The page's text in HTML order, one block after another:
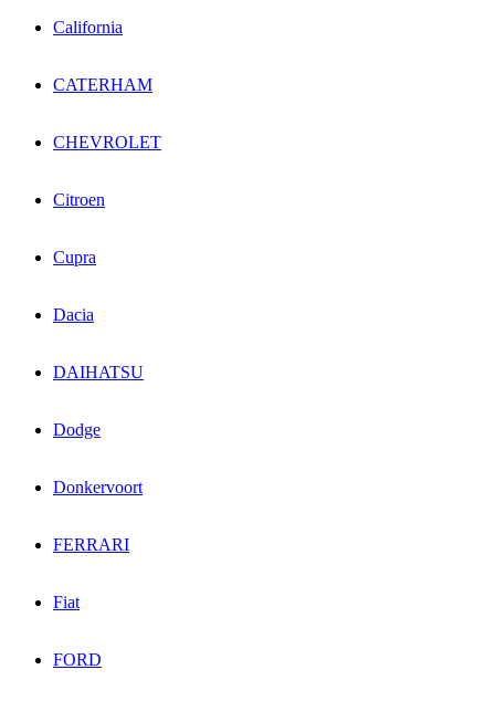
California
CATERHAM
CHEVROLET
Citroen
Cupra
Dacia
DAIHATSU
Dodge
Donkervoort
FERRARI
Fiat
FORD